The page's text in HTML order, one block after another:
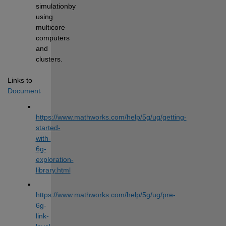
simulationby
using
multicore
computers
and
clusters.
Links to
Documentation
https://www.mathworks.com/help/5g/ug/getting-
started-
with-
6g-
exploration-
library.html
https://www.mathworks.com/help/5g/ug/pre-
6g-
link-